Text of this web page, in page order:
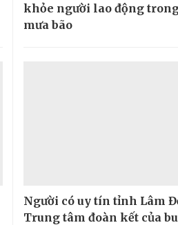
khỏe người lao động
mưa bão
Người có uy tín tỉnh Lâm
Trung tâm đoàn kết của